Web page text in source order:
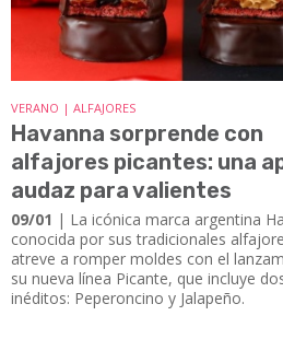
VERANO | ALFAJORES
Havanna sorprende con
alfajores picantes: una
audaz para valientes
09/01 | La icónica marca argentina
conocida por sus tradicionales
atreve a romper moldes con el
su nueva línea Picante, que incluye
inéditos: Peperoncino y Jalapeño.